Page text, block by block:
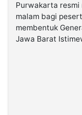
Kabarbaru.co
Purwakarta resmi
malam bagi
membentuk
Jawa Barat